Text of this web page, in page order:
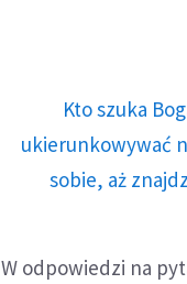
Kto szuka
ukierunkowywać
sobie, aż
W odpowiedzi na